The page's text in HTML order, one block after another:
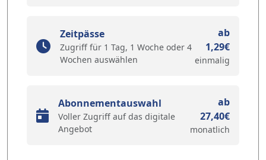
Zeitpässe
Zugriff für 1 Tag, 1 Woche oder 4
Wochen auswählen
ab
1,29€
einmalig
Abonnementauswahl
Voller Zugriff auf das digitale
Angebot
ab
27,40€
monatlich